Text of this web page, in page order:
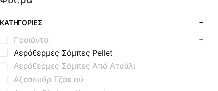
ΚΑΤΗΓΟΡΊΕΣ
Προιόντα
Αερόθερμες Σόμπες Pellet
Αερόθερμες Σόμπες Από Ατσάλι
Αξεσουάρ Τζακιού